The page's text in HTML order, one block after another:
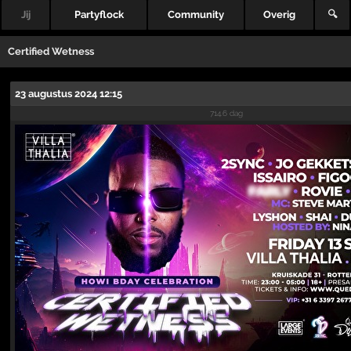
Jij Partyflock Community Overig 🔍
Certified Wetness
23 augustus 2024 12:15
714.6 dag